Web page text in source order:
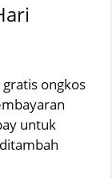
ongkos
untuk